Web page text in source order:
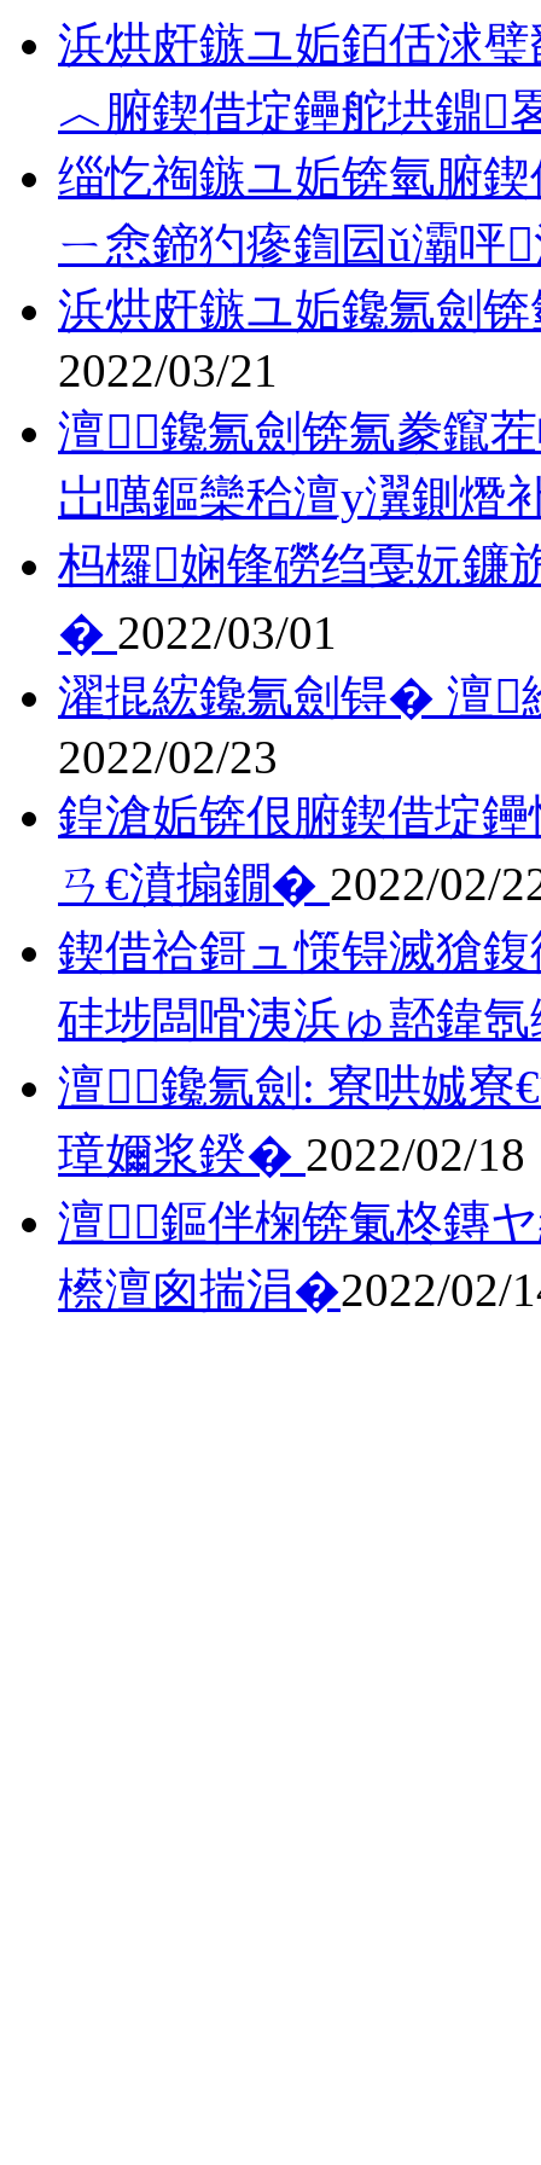
浜烘皯鏃ユ姤銆佸浗
︿腑鍥借埞鑸舵垬鐤
缁忔祹鏃ユ姤锛氫腑
ㄧ悆鍗犳瘮鍧囩ǔ灞呯
浜烘皯鏃ユ姤鑱氱劍
2022/03/21
澶鑱氱劍锛氱豢鑹
岀噧鏂欒秴澶у瀷鍘熸
杩欏娴锋磱绉戞妧鐮
� 2022/03/01
濯掍綋鑱氱劍锝� 澶
2022/02/23
鍠滄姤锛佷腑鍥借埞
ㄢ€濆搧鐗� 2022/02/
鍥借祫鎶ュ憡锝滅獊
硅埗闆嗗洟浜ゅ嚭鍏
澶鑱氱劍: 寮哄娍
璋嬭浆鍨� 2022/02/18
澶鏂伴椈锛氭柊鏄
櫒澶囪揣涓�2022/02/